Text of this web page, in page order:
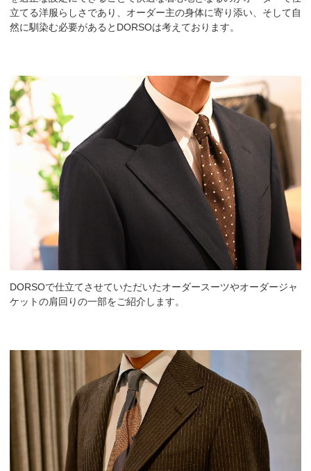
立てる洋服らしさであり、オーダー主の身体に寄り添い、そして自
然に馴染む必要があるとDORSOは考えております。
DORSOで仕立てさせていただいたオーダースーツやオーダージャ
ケットの肩回りの一部をご紹介します。